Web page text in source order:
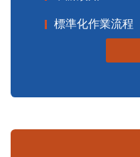
標準化作業流程